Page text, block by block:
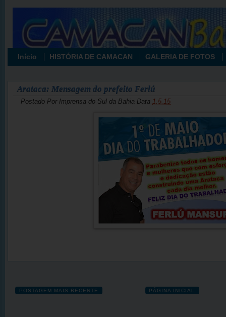
Início HISTÓRIA DE CAMACAN GALERIA DE FOTOS
Arataca: Mensagem do prefeito Ferlú
Postado Por Imprensa do Sul da Bahia Data 1.5.15
POSTAGEM MAIS RECENTE PÁGINA INICIAL